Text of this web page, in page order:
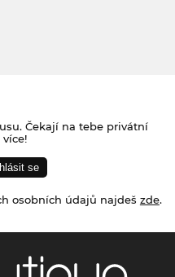
Čekají na tebe privátní
osobních údajů najdeš zde.